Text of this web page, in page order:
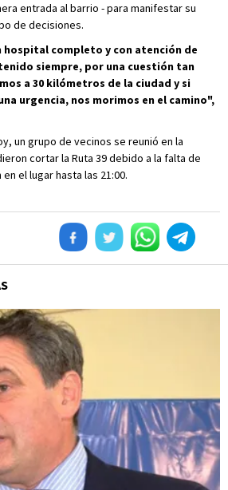
entrada al barrio - para manifestar su
de decisiones.
hospital completo y con atención de
siempre, por una cuestión tan
a 30 kilómetros de la ciudad y si
urgencia, nos morimos en el camino",
un grupo de vecinos se reunió en la
cortar la Ruta 39 debido a la falta de
el lugar hasta las 21:00.